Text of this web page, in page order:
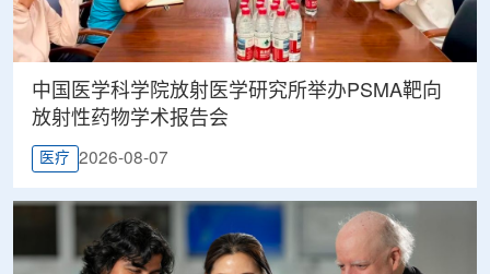
中国医学科学院放射医学研究所举办PSMA靶向
放射性药物学术报告会
医疗 2026-08-07